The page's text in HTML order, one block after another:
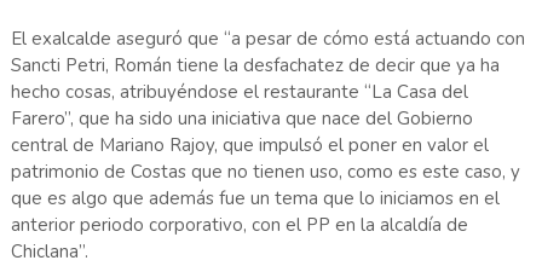
El exalcalde aseguró que “a pesar de cómo está actuando con
Sancti Petri, Román tiene la desfachatez de decir que ya ha
hecho cosas, atribuyéndose el restaurante “La Casa del
Farero”, que ha sido una iniciativa que nace del Gobierno
central de Mariano Rajoy, que impulsó el poner en valor el
patrimonio de Costas que no tienen uso, como es este caso, y
que es algo que además fue un tema que lo iniciamos en el
anterior periodo corporativo, con el PP en la alcaldía de
Chiclana”.